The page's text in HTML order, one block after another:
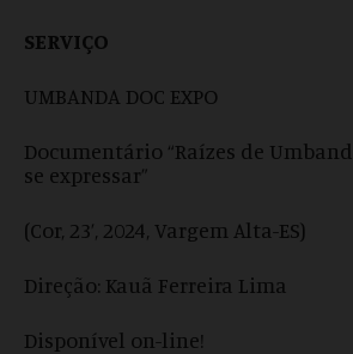
SERVIÇO
UMBANDA DOC EXPO
Documentário “Raízes de
se expressar”
(Cor, 23’, 2024, Vargem Alta-ES)
Direção: Kauã Ferreira Lima
Disponível on-line!